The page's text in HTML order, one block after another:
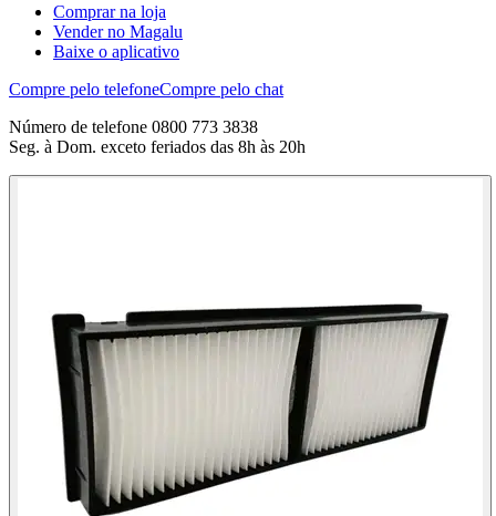
Comprar na loja
Vender no Magalu
Baixe o aplicativo
Compre pelo telefoneCompre pelo chat
Número de telefone 0800 773 3838
Seg. à Dom. exceto feriados das 8h às 20h